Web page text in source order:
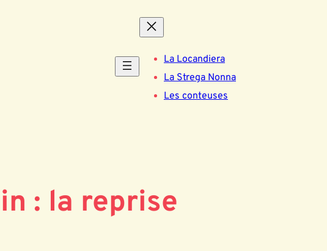
La Locandiera
La Strega Nonna
Les conteuses
: la reprise